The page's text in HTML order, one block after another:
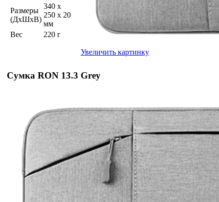
Размеры
(ДхШхВ)
340 x
250 x 20
мм
Вес
220 г
Увеличить картинку
Сумка RON 13.3 Grey